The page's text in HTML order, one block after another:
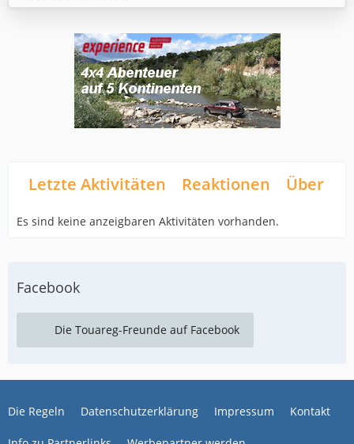
Letzte Aktivitäten Reaktionen Über
Es sind keine anzeigbaren Aktivitäten vorhanden.
Facebook
Die Touareg-Freunde auf Facebook
Die Regeln Datenschutzerklärung Impressum Kontakt